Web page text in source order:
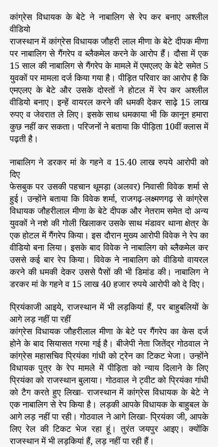
कांग्रेस विधायक के बेटे ने नाबालिग से रेप कर बनाए अश्लील
वीडियो
राजस्थान में कांग्रेस विधायक जौहरी लाल मीणा के बेटे दीपक मीणा
पर नाबालिग से गैंगरेप व ब्लैकमेल करने के आरोप हैं। दौसा में एक
15 साल की नाबालिग से गैंगरेप के मामले में एमएलए के बेटे समेत 5
युवकों पर मामला दर्ज किया गया है। पीड़ित परिवार का आरोप है कि
एमएलए के बेटे और उसके दोस्तों ने होटल में रेप कर अश्लील
वीडियो बनाए। इन्हें वायरल करने की धमकी देकर साढ़े 15 लाख
रुपए व जेवरात ले लिए। इसके साथ धमकाया भी कि कानून हमारा
कुछ नहीं कर सकता। परिजनों ने बताया कि पीड़िता 10वीं क्लास में
पढ़ती है।
नाबालिग ने डरकर मां के गहने व 15.40 लाख रुपये आरोपी को
दिए
फेसबुक पर उसकी पहचान थूमड़ा (अलवर) निवासी विवेक शर्मा से
हुई। उन्होंने बताया कि विवेक शर्मा, राजगढ़-लक्ष्मणगढ़ से कांग्रेस
विधायक जौहरीलाल मीणा के बेटे दीपक और नेतराम समेत दो अन्य
युवकों ने नशे की गोली खिलाकर उसके साथ मंडावर थाना क्षेत्र के
एक होटल में गैंगरेप किया। इस दौरान मुख्य आरोपी विवेक ने रेप का
वीडियो बना लिया। इसके बाद विवेक ने नाबालिग को ब्लैकमेल कर
उससे कई बार रेप किया। विवेक ने नाबालिग को वीडियो वायरल
करने की धमकी देकर उससे पैसों की भी डिमांड की। नाबालिग ने
डरकर मां के गहने व 15 लाख 40 हजार रुपये आरोपी को दे दिए।
प्रियंकाजी आइये, राजस्थान में भी लड़कियां हैं, पर बाहुबलियों के
आगे लड़ नहीं पा रहीं
कांग्रेस विधायक जौहरीलाल मीणा के बेटे पर गैंगरेप का केस दर्ज
होने के बाद सियासत गरमा गई है। बीजेपी नेता जितेंद्र गोठवाल ने
कांग्रेस महासचिव प्रियंका गांधी को ट्रेन का टिकट भेजा। उन्होंने
विधायक पुत्र के रेप मामले में पीड़िता को न्याय दिलाने के लिए
प्रियंका को राजस्थान बुलाया। गोठवाल ने ट्वीट को प्रियंका गांधी
को टैग करते हुए लिखा- राजस्थान में कांग्रेस विधायक के बेटे ने
एक नाबालिग से रेप किया है। लड़की आपके विधायक के बाहुबल के
आगे लड़ नहीं पा रही। गोठवाल ने आगे लिखा- प्रियंका जी, आपके
लिए रेल की टिकट भेज रहा हूं। तुरंत जयपुर आइए। क्योंकि
राजस्थान में भी लड़कियां हैं, लड़ नहीं पा रही हैं।